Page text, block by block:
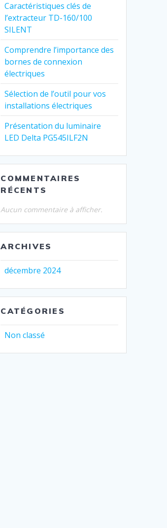
Caractéristiques clés de
l’extracteur TD-160/100
SILENT
Comprendre l’importance des
bornes de connexion
électriques
Sélection de l’outil pour vos
installations électriques
Présentation du luminaire
LED Delta PG545ILF2N
COMMENTAIRES
RÉCENTS
Aucun commentaire à afficher.
ARCHIVES
décembre 2024
CATÉGORIES
Non classé